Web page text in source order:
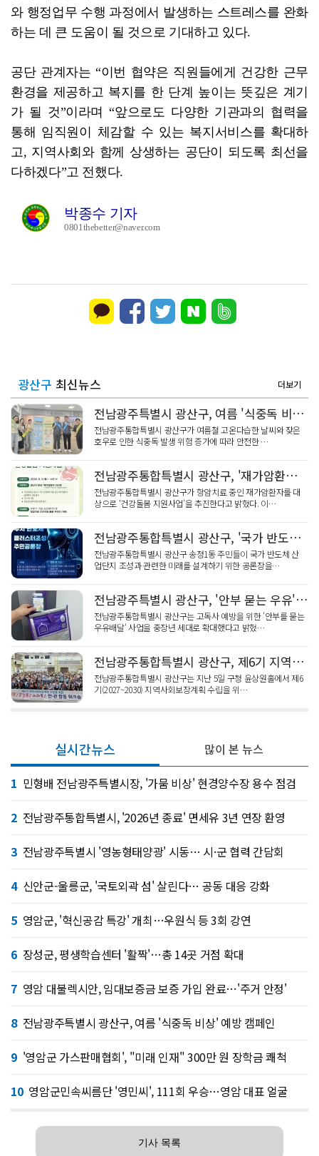
와 행정업무 수행 과정에서 발생하는 스트레스를 완화
하는 데 큰 도움이 될 것으로 기대하고 있다.
공단 관계자는 “이번 협약은 직원들에게 건강한 근무
환경을 제공하고 복지를 한 단계 높이는 뜻깊은 계기
가 될 것”이라며 “앞으로도 다양한 기관과의 협력을
통해 임직원이 체감할 수 있는 복지서비스를 확대하
고, 지역사회와 함께 상생하는 공단이 되도록 최선을
다하겠다”고 전했다.
박종수 기자
0801thebetter@naver.com
광산구 최신뉴스 더보기
전남광주특별시 광산구, 여름 '식중독 비상' 예방 캠페인
전남광주통합특별시 광산구가 여름철 고온다습한 날씨와 잦은
호우로 인한 식중독 발생 위험 증가에 따라 안전한 …
전남광주통합특별시 광산구, '재가암환자' 건강돌봄 지원
전남광주통합특별시 광산구가 항암치료 중인 재가암환자를 대
상으로 ‘건강돌봄 지원사업’을 추진한다고 밝혔다. 이…
전남광주통합특별시 광산구, '국가 반도체 산업단지' 조성 주민 공론장 개최
전남광주통합특별시 광산구 송정1동 주민들이 국가 반도체 산
업단지 조성과 관련한 미래를 설계하기 위한 공론장을…
전남광주특별시 광산구, '안부 묻는 우유' 중장년 확대…100가구 돌봄
전남광주통합특별시 광산구는 고독사 예방을 위한 '안부를 묻는
우유배달' 사업을 중장년 세대로 확대했다고 밝혔…
전남광주통합특별시 광산구, 제6기 지역사회보장계획 민관 합동 연수 개최
전남광주통합특별시 광산구는 지난 5일 구청 윤상원홀에서 제6
기(2027~2030) 지역사회보장계획 수립을 위…
실시간뉴스
1 민형배 전남광주특별시장, '가뭄 비상' 현경양수장 용수 점검
2 전남광주통합특별시, '2026년 종료' 면세유 3년 연장 환영
3 전남광주특별시 '영농형태양광' 시동… 시·군 협력 간담회
4 신안군-울릉군, '국토외곽 섬' 살린다… 공동 대응 강화
5 영암군, '혁신공감 특강' 개최…우원식 등 3회 강연
6 장성군, 평생학습센터 '활짝'…총 14곳 거점 확대
7 영암 대불렉시안, 임대보증금 보증 가입 완료…'주거 안정'
8 전남광주특별시 광산구, 여름 '식중독 비상' 예방 캠페인
9 '영암군 가스판매협회', "미래 인재" 300만 원 장학금 쾌척
10 영암군민속씨름단 '영민씨', 111회 우승…영암 대표 얼굴
많이 본 뉴스
기사 목록